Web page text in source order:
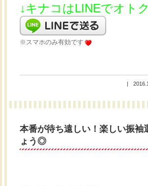
↓キナコはLINEでオト
※スマホのみ有効です
本番が待ち遠しい！楽しい振袖
ょう◎